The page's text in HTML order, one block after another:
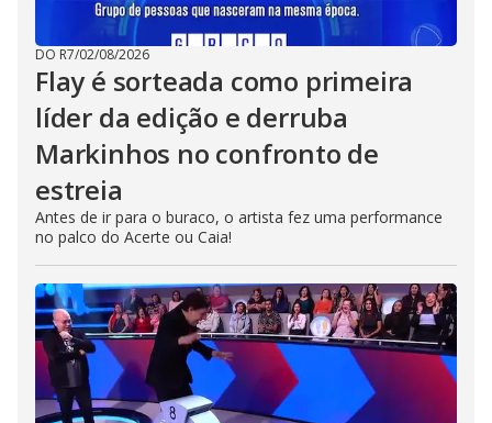
DO R7/02/08/2026
Flay é sorteada como primeira
líder da edição e derruba
Markinhos no confronto de
estreia
Antes de ir para o buraco, o artista fez uma performance
no palco do Acerte ou Caia!